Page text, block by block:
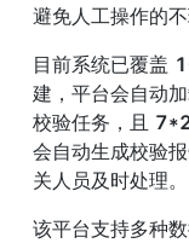
避免人工操作的
目前系统已覆盖
建，平台会自动
校验任务，且
会自动生成校验
关人员及时处理。
该平台支持多种